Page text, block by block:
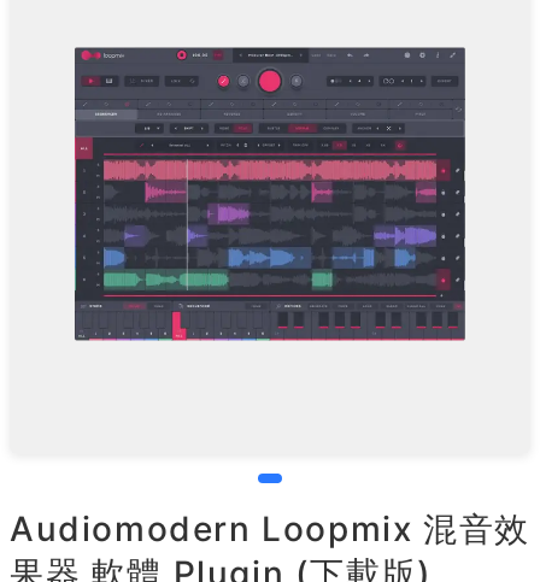
Audiomodern Loopmix 混音效
果器 軟體 Plugin (下載版)